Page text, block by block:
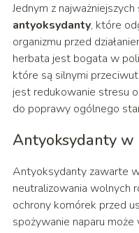
Jednym z
antyoksydanty, które
organizmu przed
herbata jest bogata w
które są silnymi
jest redukowanie stresu
do poprawy ogólnego
Antyoksydanty w
Antyoksydanty zawarte
neutralizowania wolnych
ochrony komórek przed
spożywanie naparu może